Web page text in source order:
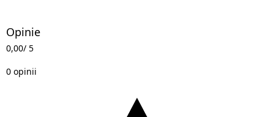
Opinie
0,00/ 5
0 opinii